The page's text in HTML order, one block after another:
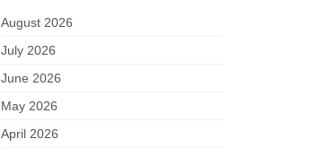
August 2026
July 2026
June 2026
May 2026
April 2026